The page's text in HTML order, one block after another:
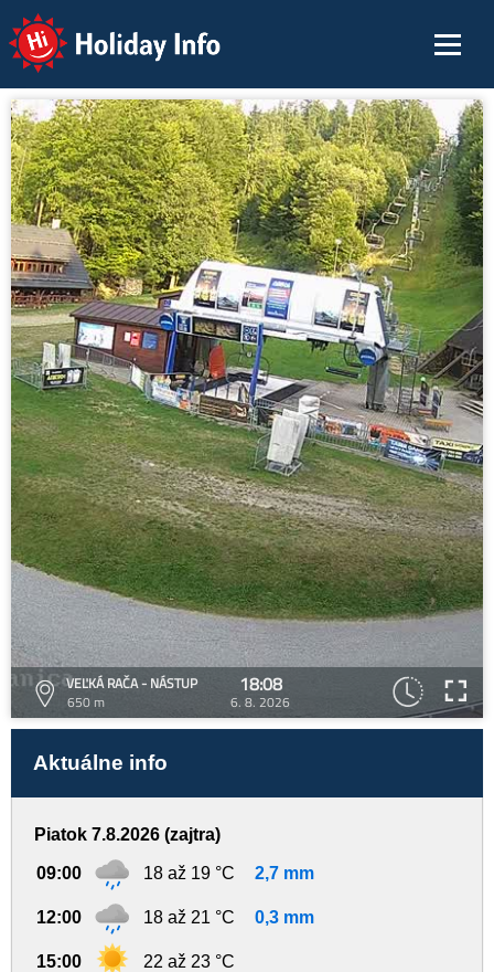
Holiday Info
VEĽKÁ RAČA - NÁSTUP
650 m
18:08
6. 8. 2026
Aktuálne info
Piatok 7.8.2026 (zajtra)
09:00 18 až 19 °C 2,7 mm
12:00 18 až 21 °C 0,3 mm
15:00 22 až 23 °C